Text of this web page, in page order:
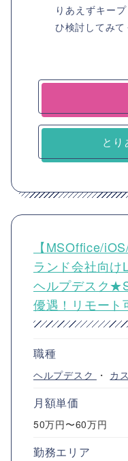
りあえずキー
ひ検討してみて
とり
【MSOffice/
ランド会社向け
ヘルプデスク
優遇！リモート
職種
ヘルプデスク ・ カ
月額単価
50万円〜60万円
勤務エリア